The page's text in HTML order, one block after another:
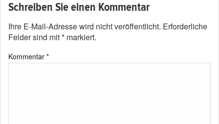
Schreiben Sie einen Kommentar
Ihre E-Mail-Adresse wird nicht veröffentlicht. Erforderliche
Felder sind mit* markiert.
Kommentar *